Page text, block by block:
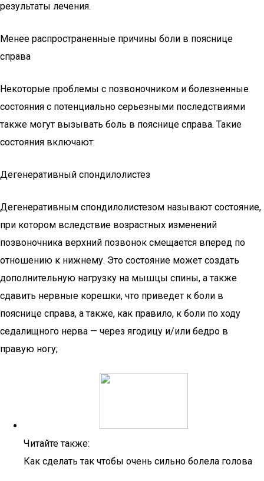
результаты лечения.
Менее распространенные причины боли в пояснице
справа
Некоторые проблемы с позвоночником и болезненные
состояния с потенциально серьезными последствиями
также могут вызывать боль в пояснице справа. Такие
состояния включают:
Дегенеративный спондилолистез
Дегенеративным спондилолистезом называют состояние,
при котором вследствие возрастных изменений
позвоночника верхний позвонок смещается вперед по
отношению к нижнему. Это состояние может создать
дополнительную нагрузку на мышцы спины, а также
сдавить нервные корешки, что приведет к боли в
пояснице справа, а также, как правило, к боли по ходу
седалищного нерва — через ягодицу и/или бедро в
правую ногу;
Читайте также:
Как сделать так чтобы очень сильно болела голова